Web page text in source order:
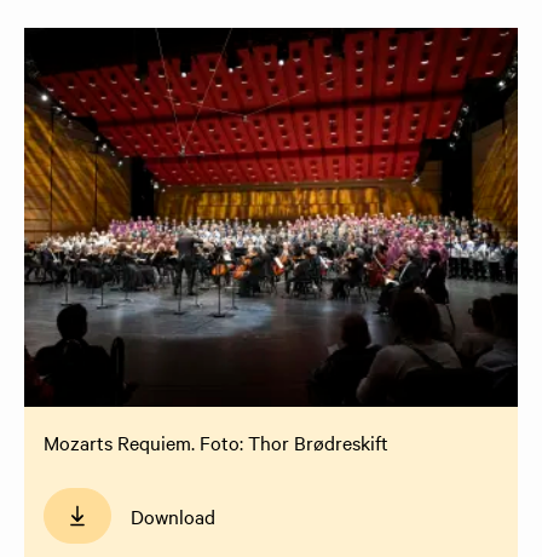
Mozarts Requiem. Foto: Thor Brødreskift
Download